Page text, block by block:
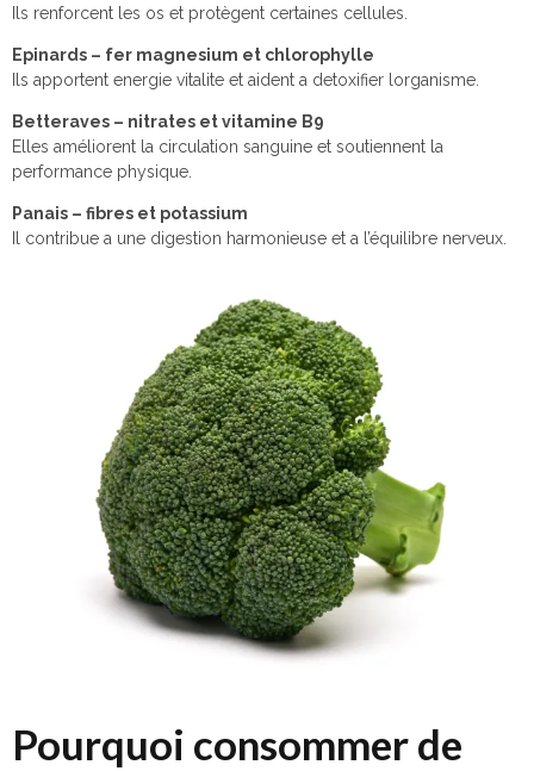
Ils renforcent les os et protègent certaines cellules.
Epinards – fer magnesium et chlorophylle
Ils apportent energie vitalite et aident a detoxifier lorganisme.
Betteraves – nitrates et vitamine B9
Elles améliorent la circulation sanguine et soutiennent la
performance physique.
Panais – fibres et potassium
Il contribue a une digestion harmonieuse et a l’équilibre nerveux.
Pourquoi consommer de